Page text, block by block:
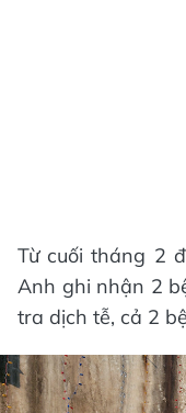
Từ cuối tháng 2
Anh ghi nhận 2
tra dịch tễ, cả 2